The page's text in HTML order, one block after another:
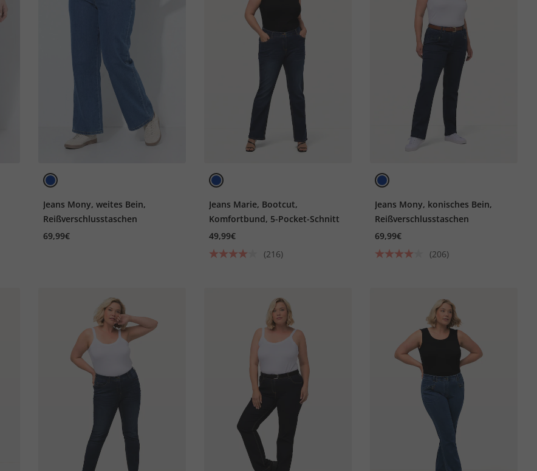
Jeans Mony, weites Bein,
Reißverschlusstaschen
69,99€
Jeans Marie, Bootcut,
Komfortbund, 5-Pocket-Schnitt
49,99€
(216)
Jeans Mony, konisches Bein,
Reißverschlusstaschen
69,99€
(206)